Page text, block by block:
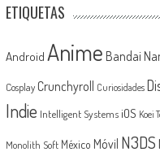
ETIQUETAS
Android Anime Bandai
Cosplay Crunchyroll Curiosidades
Indie Intelligent Systems iOS Koei
Monolith Soft México Móvil N3DS